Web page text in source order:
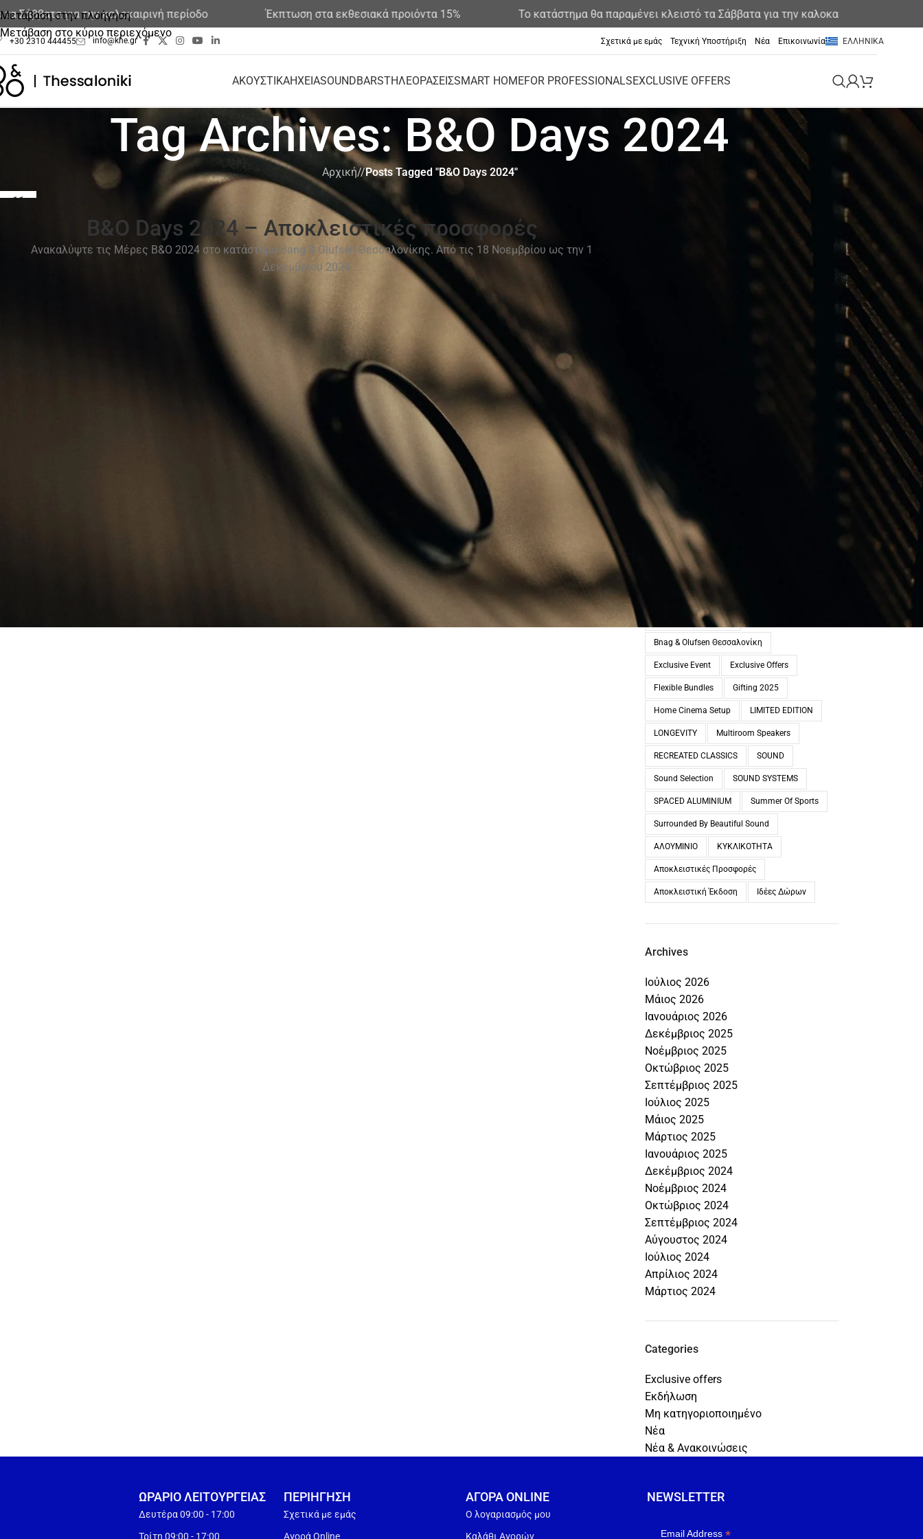
Μετάβαση στην πλοήγηση
Μετάβαση στο κύριο περιεχόμενο
για την καλοκαιρινή περίοδο Έκπτωση στα εκθεσιακά προιόντα 15% Το κατάστημα θα παραμένει κλειστό τα Σάββατα για την καλοκαιρινή περίοδο
+30 2310 444455 info@khe.gr Σχετικά με εμάς Τεχνική Υποστήριξη Νέα Επικοινωνία ΕΛΛΗΝΙΚΆ
ΑΚΟΥΣΤΙΚΑΗΧΕΙΑSOUNDBARSΤΗΛΕΟΡΑΣΕΙΣSMART HOMEFOR PROFESSIONALSEXCLUSIVE OFFERS
Tag Archives: B&O Days 2024
Αρχική/ Posts Tagged "B&O Days 2024"
11
B&O Days 2024 – Αποκλειστικές προσφορές
Ανακαλύψτε τις Μέρες Β&Ο 2024 στο κατάστημα Bang & Olufsen Θεσσαλονίκης. Από τις 18 Νοεμβρίου ως την 1
Δεκεμβρίου 2024 ...
Beolab 90 Alchemy
Beolink Surround
Beoplay H95
Beoplay HX
BEOSOUND A5
Beosystem 3000c
BEOVISION THEATRE
Bnag & Olufsen Θεσσαλονίκη
Exclusive Event Exclusive Offers
Flexible Bundles Gifting 2025
Home Cinema Setup LIMITED EDITION
LONGEVITY Multiroom Speakers
RECREATED CLASSICS SOUND
Sound Selection SOUND SYSTEMS
SPACED ALUMINIUM Summer Of Sports
Surrounded By Beautiful Sound
ΑΛΟΥΜΙΝΙΟ ΚΥΚΛΙΚΟΤΗΤΑ
Αποκλειστικές Προσφορές
Αποκλειστική Έκδοση Ιδέες Δώρων
Archives
Ιούλιος 2026
Μάιος 2026
Ιανουάριος 2026
Δεκέμβριος 2025
Νοέμβριος 2025
Οκτώβριος 2025
Σεπτέμβριος 2025
Ιούλιος 2025
Μάιος 2025
Μάρτιος 2025
Ιανουάριος 2025
Δεκέμβριος 2024
Νοέμβριος 2024
Οκτώβριος 2024
Σεπτέμβριος 2024
Αύγουστος 2024
Ιούλιος 2024
Απρίλιος 2024
Μάρτιος 2024
Categories
Exclusive offers
Εκδήλωση
Μη κατηγοριοποιημένο
Νέα
Νέα & Ανακοινώσεις
ΩΡΑΡΙΟ ΛΕΙΤΟΥΡΓEΙΑΣ
Δευτέρα 09:00 - 17:00
Τρίτη 09:00 - 17:00
ΠΕΡΙΗΓΗΣΗ
Σχετικά με εμάς
Αγορά Online
ΑΓΟΡΑ ONLINE
Ο λογαριασμός μου
Καλάθι Αγορών
NEWSLETTER
Email Address*